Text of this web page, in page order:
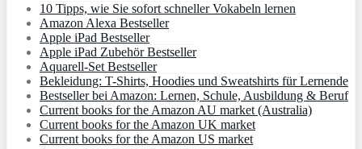
10 Tipps, wie Sie sofort schneller Vokabeln lernen
Amazon Alexa Bestseller
Apple iPad Bestseller
Apple iPad Zubehör Bestseller
Aquarell-Set Bestseller
Bekleidung: T-Shirts, Hoodies und Sweatshirts für Lernende
Bestseller bei Amazon: Lernen, Schule, Ausbildung & Beruf
Current books for the Amazon AU market (Australia)
Current books for the Amazon UK market
Current books for the Amazon US market